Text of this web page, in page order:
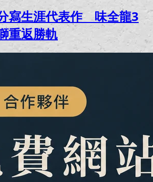
寫生涯代表作 味全龍3
重返勝軌